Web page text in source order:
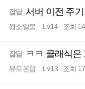
잡담 서버 이전 주
왕소알붕 Lv.14 조회
잡담 ㅋㅋ 클래식은
뮤트온탑 Lv.13 조회